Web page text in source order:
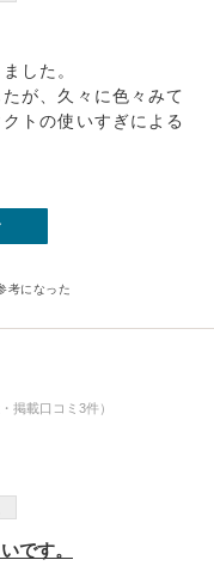
した。
が、久々に色々みて
トの使いすぎによる
考になった
掲載口コミ3件）
です。